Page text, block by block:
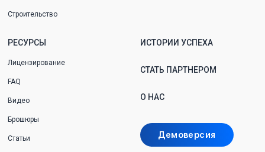
Строительство
РЕСУРСЫ
Лицензирование
FAQ
Видео
Брошюры
Статьи
ИСТОРИИ УСПЕХА
СТАТЬ ПАРТНЕРОМ
О НАС
Демоверсия